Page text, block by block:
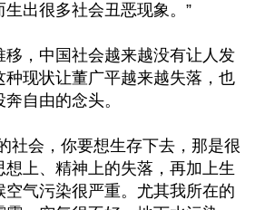
出很多社会丑恶现象。”
移，中国社会越来越没有让人发
种现状让董广平越来越失落，也
自由的念头。
社会，你要想生存下去，那是很
上、精神上的失落，再加上生
空气污染很严重。尤其我所在的